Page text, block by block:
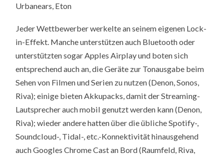
Urbanears, Eton
Jeder Wettbewerber werkelte an seinem eigenen Lock-
in-Effekt. Manche unterstützen auch Bluetooth oder
unterstützten sogar Apples Airplay und boten sich
entsprechend auch an, die Geräte zur Tonausgabe beim
Sehen von Filmen und Serien zu nutzen (Denon, Sonos,
Riva); einige bieten Akkupacks, damit der Streaming-
Lautsprecher auch mobil genutzt werden kann (Denon,
Riva); wieder andere hatten über die übliche Spotify-,
Soundcloud-, Tidal-, etc.-Konnektivität hinausgehend
auch Googles Chrome Cast an Bord (Raumfeld, Riva,